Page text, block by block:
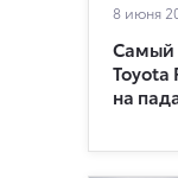
8 июня
Самый
Toyota
на